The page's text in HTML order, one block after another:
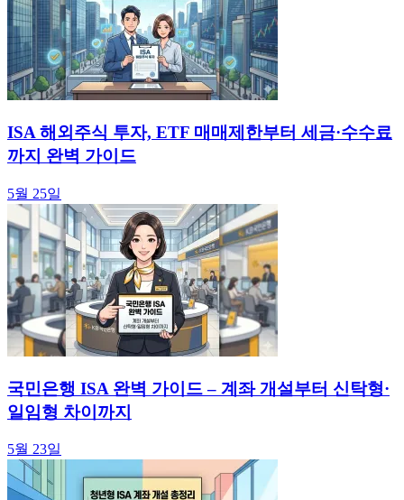
ISA 해외주식 투자, ETF 매매제한부터 세금·수수료
까지 완벽 가이드
5월 25일
국민은행 ISA 완벽 가이드 – 계좌 개설부터 신탁형·
일임형 차이까지
5월 23일